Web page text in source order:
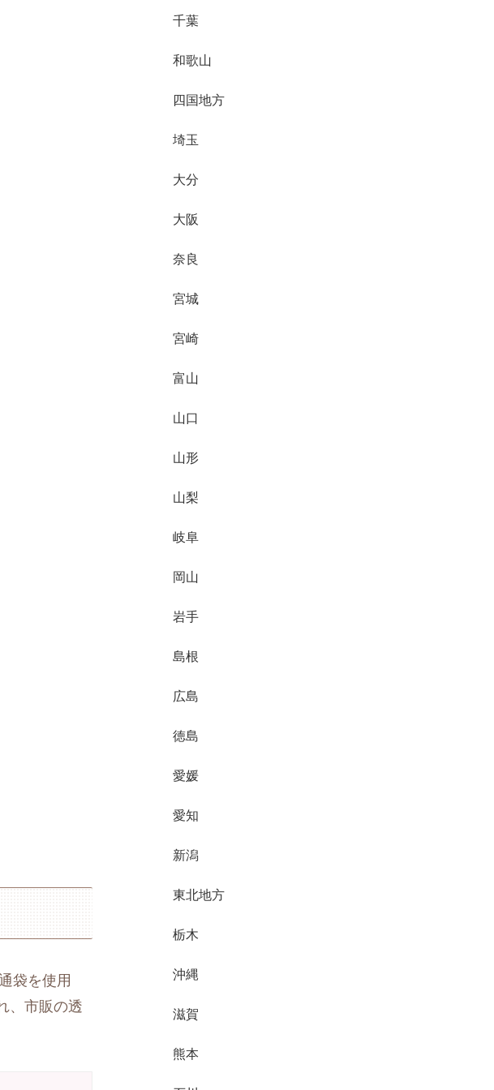
袋を使用
、市販の透
千葉
和歌山
四国地方
埼玉
大分
大阪
奈良
宮城
宮崎
富山
山口
山形
山梨
岐阜
岡山
岩手
島根
広島
徳島
愛媛
愛知
新潟
東北地方
栃木
沖縄
滋賀
熊本